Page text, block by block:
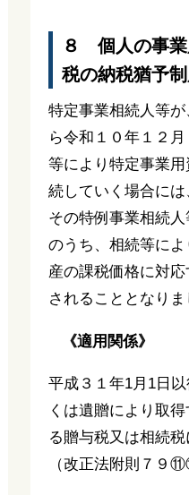
８ 個人の事業
税の納税猶予
特定事業相続人等
ら令和１０年１２
等により特定事業
続していく場合には
その特例事業相続
のうち、相続等に
産の課税価格に対
されることとなりま
《適用関係》
平成３１年1月1日
くは遺贈により取
る贈与税又は相続
（改正法附則７９